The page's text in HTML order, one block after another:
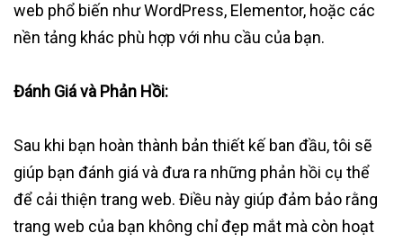
web phổ biến như WordPress, Elementor, hoặc các
nền tảng khác phù hợp với nhu cầu của bạn.
Đánh Giá và Phản Hồi:
Sau khi bạn hoàn thành bản thiết kế ban đầu, tôi sẽ
giúp bạn đánh giá và đưa ra những phản hồi cụ thể
để cải thiện trang web. Điều này giúp đảm bảo rằng
trang web của bạn không chỉ đẹp mắt mà còn hoạt